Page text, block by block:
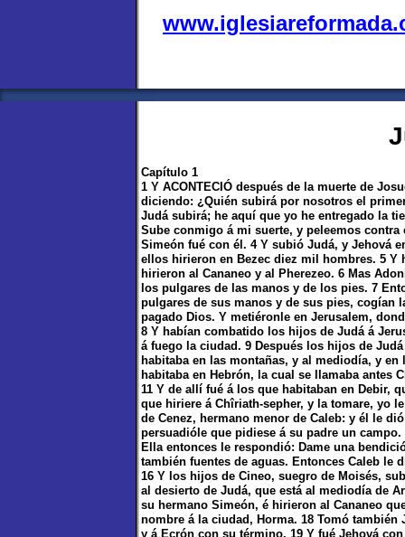
Capítulo 1
1 Y ACONTECIÓ después de la muerte de
diciendo: ¿Quién subirá por nosotros el
Judá subirá; he aquí que yo he entregado la
Sube conmigo á mi suerte, y peleemos
Simeón fué con él. 4 Y subió Judá, y Jehová
ellos hirieron en Bezec diez mil hombres. 5 Y
hirieron al Cananeo y al Pherezeo. 6 Mas
los pulgares de las manos y de los pies. 7
pulgares de sus manos y de sus pies, cogían
pagado Dios. Y metiéronle en Jerusalem,
8 Y habían combatido los hijos de Judá á
á fuego la ciudad. 9 Después los hijos de
habitaba en las montañas, y al mediodía, y
habitaba en Hebrón, la cual se llamaba antes
11 Y de allí fué á los que habitaban en Debir,
que hiriere á Chîriath-sepher, y la tomare, yo
de Cenez, hermano menor de Caleb: y él le
persuadióle que pidiese á su padre un
Ella entonces le respondió: Dame una
también fuentes de aguas. Entonces Caleb le
16 Y los hijos de Cineo, suegro de Moisés,
al desierto de Judá, que está al mediodía de
su hermano Simeón, é hirieron al Cananeo
nombre á la ciudad, Horma. 18 Tomó
y á Ecrón con su término. 19 Y fué Jehová